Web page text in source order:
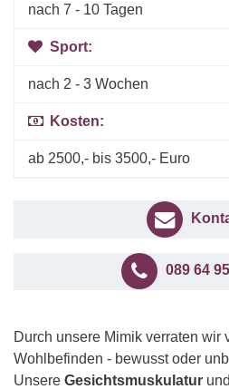
nach 7 - 10 Tagen
Sport:
nach 2 - 3 Wochen
Kosten:
ab 2500,- bis 3500,- Euro
089 64
Durch unsere Mimik verraten wir
Wohlbefinden - bewusst oder
Unsere Gesichtsmuskulatur